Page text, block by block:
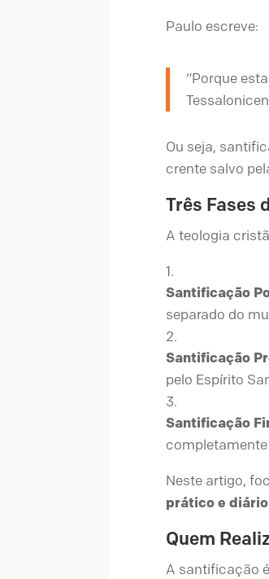
Paulo escreve:
“Porque
Ou seja,
crente salvo
Três Fases
A teologia
Santificação
separado do
Santificação
pelo Espírito
Santificação
completamente
Neste artigo,
prático e diário
Quem
A santificação